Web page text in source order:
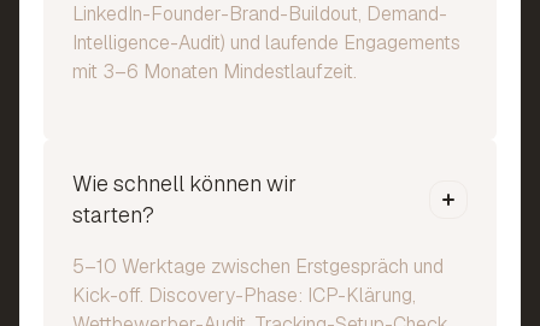
LinkedIn-Founder-Brand-Buildout, Demand-
Intelligence-Audit) und laufende Engagements
mit 3–6 Monaten Mindestlaufzeit.
Wie schnell können wir
starten?
5–10 Werktage zwischen Erstgespräch und
Kick-off. Discovery-Phase: ICP-Klärung,